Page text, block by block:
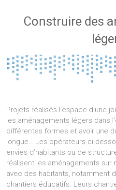
Construire des
Projets réalisés l’espace d’une
les aménagements légers dans
différentes formes et avoir une
longue… Les opérateurs ci-
envies d’habitants ou de
réalisent les aménagements sur
avec des habitants, notamment
chantiers éducatifs. Leurs